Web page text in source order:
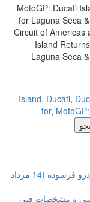
MotoGP: Ducati
for Laguna
Circuit of
Island
Laguna
,Ducati,
for,
راهنمای کامل مراحل و شرایط اسقاط خودرو فرسوده (14 مرداد